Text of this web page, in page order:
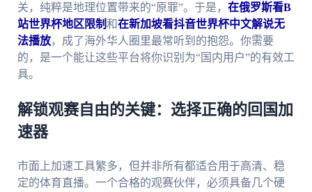
关，纯粹是地理位置带来的“原罪”。于是， 在俄罗斯看B
站世界杯地区限制和在新加坡看抖音世界杯中文解说无
法播放，成了海外华人圈里最常听到的抱怨。你需要
的，是一个能让这些平台将你识别为“国内用户”的有效工
具。
解锁观赛自由的关键：选择正确的回国加
速器
市面上加速工具繁多，但并非所有都适合用于高清、稳
定的体育直播。一个合格的观赛伙伴，必须具备几个硬